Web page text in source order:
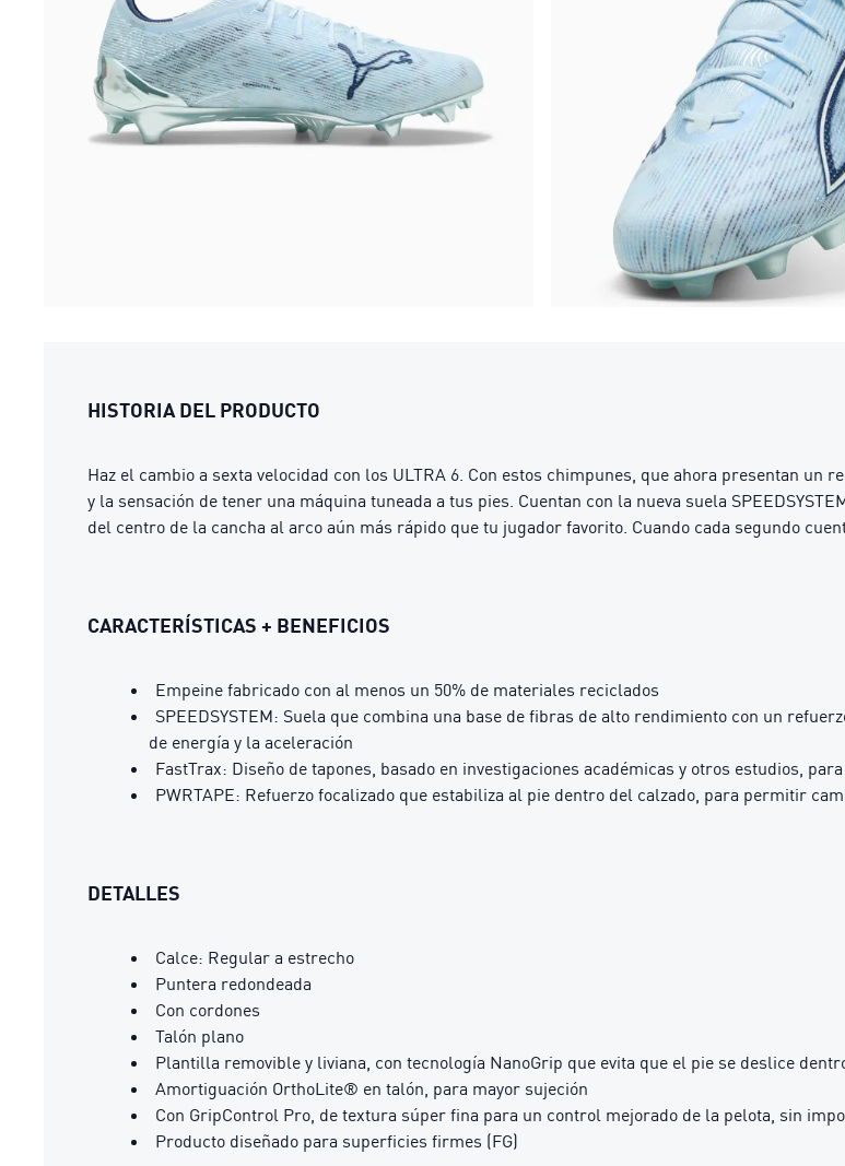
HISTORIA DEL PRODUCTO
Haz el cambio a sexta velocidad con los ULTRA 6. Con estos chimpunes, que ahora presentan
y la sensación de tener una máquina tuneada a tus pies. Cuentan con la nueva suela
del centro de la cancha al arco aún más rápido que tu jugador favorito. Cuando cada segundo
CARACTERÍSTICAS + BENEFICIOS
Empeine fabricado con al menos un 50% de materiales reciclados
SPEEDSYSTEM: Suela que combina una base de fibras de alto rendimiento con un
de energía y la aceleración
FastTrax: Diseño de tapones, basado en investigaciones académicas y otros estudios,
PWRTAPE: Refuerzo focalizado que estabiliza al pie dentro del calzado, para permitir
DETALLES
Calce: Regular a estrecho
Puntera redondeada
Con cordones
Talón plano
Plantilla removible y liviana, con tecnología NanoGrip que evita que el pie se deslice
Amortiguación OrthoLite® en talón, para mayor sujeción
Con GripControl Pro, de textura súper fina para un control mejorado de la pelota, sin
Producto diseñado para superficies firmes (FG)